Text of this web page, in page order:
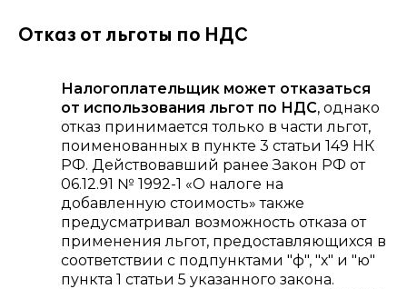
Отказ от льготы по НДС
Налогоплательщик может отказаться
от использования льгот по НДС, однако
отказ принимается только в части льгот,
поименованных в пункте 3 статьи 149 НК
РФ. Действовавший ранее Закон РФ от
06.12.91 № 1992-1 «О налоге на
добавленную стоимость» также
предусматривал возможность отказа от
применения льгот, предоставляющихся в
соответствии с подпунктами "ф", "х" и "ю"
пункта 1 статьи 5 указанного закона.